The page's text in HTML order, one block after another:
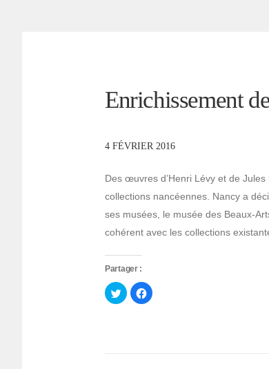
Enrichissement
4 FÉVRIER 2016
Des œuvres d’Henri Lévy et de
collections nancéennes. Nancy a
ses musées, le musée des Beaux-
cohérent avec les collections
Partager :
Cliquez
pour
partager
Cliquez
pour